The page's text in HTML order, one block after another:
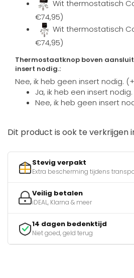
Wit thermostatisch
€74,95)
Wit thermostatisch
€74,95)
Thermostaatknop boven
insert nodig.:
Nee, ik heb geen insert nodig.
Ja, ik heb een insert
Nee, ik heb geen insert
Dit product is ook te verkrijgen
Stevig verpakt
Extra bescherming tijdens
Veilig betalen
iDEAL, Klarna & meer
14 dagen bedenktijd
Niet goed, geld terug